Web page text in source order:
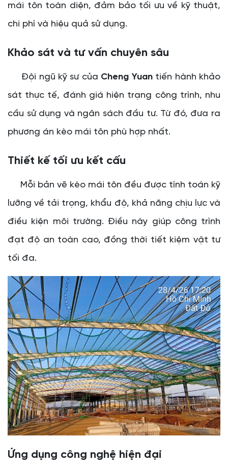
mái tôn toàn diện, đảm bảo tối ưu về kỹ thuật,
chi phí và hiệu quả sử dụng.
Khảo sát và tư vấn chuyên sâu
Đội ngũ kỹ sư của Cheng Yuantiến hành khảo
sát thực tế, đánh giá hiện trạng công trình, nhu
cầu sử dụng và ngân sách đầu tư. Từ đó, đưa ra
phương án kèo mái tôn phù hợp nhất.
Thiết kế tối ưu kết cấu
Mỗi bản vẽ kèo mái tôn đều được tính toán kỹ
lưỡng về tải trọng, khẩu độ, khả năng chịu lực và
điều kiện môi trường. Điều này giúp công trình
đạt độ an toàn cao, đồng thời tiết kiệm vật tư
tối đa.
Ứng dụng công nghệ hiện đại